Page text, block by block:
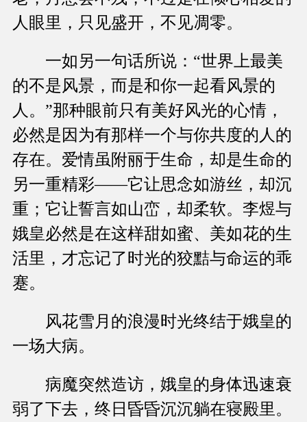
人眼里，只见盛开，不见凋零。
一如另一句话所说：“世界上最美
的不是风景，而是和你一起看风景的
人。”那种眼前只有美好风光的心情，
必然是因为有那样一个与你共度的人的
存在。爱情虽附丽于生命，却是生命的
另一重精彩——它让思念如游丝，却沉
重；它让誓言如山峦，却柔软。李煜与
娥皇必然是在这样甜如蜜、美如花的生
活里，才忘记了时光的狡黠与命运的乖
蹇。
风花雪月的浪漫时光终结于娥皇的
一场大病。
病魔突然造访，娥皇的身体迅速衰
弱了下去，终日昏昏沉沉躺在寝殿里。